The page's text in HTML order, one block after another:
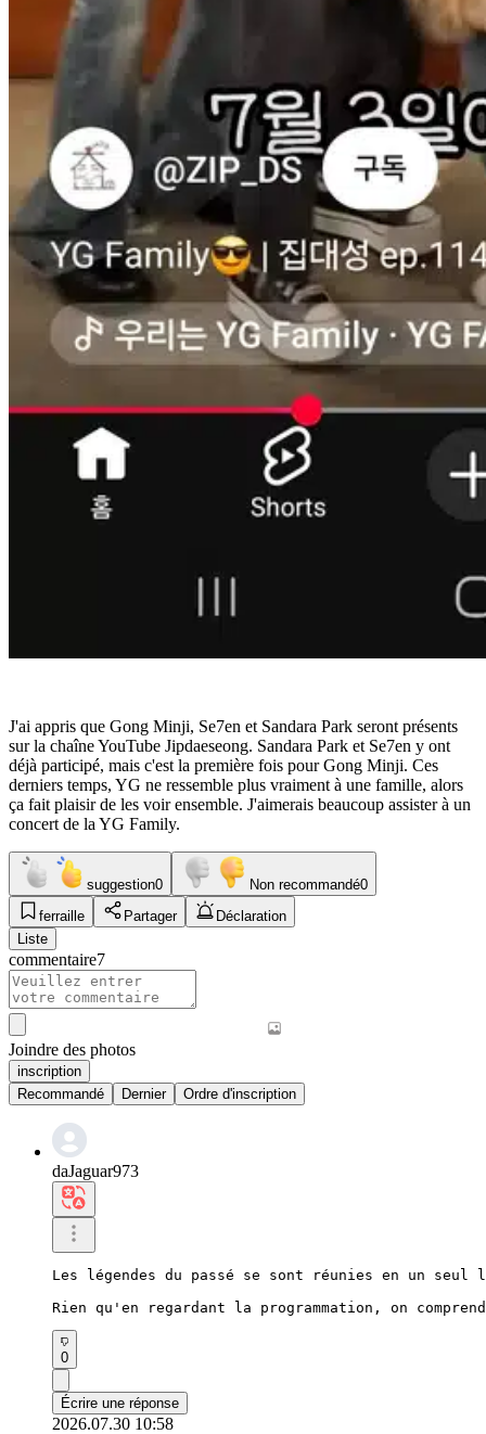
J'ai appris que Gong Minji, Se7en et Sandara Park seront présents
sur la chaîne YouTube Jipdaeseong. Sandara Park et Se7en y ont
déjà participé, mais c'est la première fois pour Gong Minji. Ces
derniers temps, YG ne ressemble plus vraiment à une famille, alors
ça fait plaisir de les voir ensemble. J'aimerais beaucoup assister à un
concert de la YG Family.
suggestion0 Non recommandé0
ferraille
Partager
Déclaration
Liste
commentaire7
Joindre des photos
inscription
Recommandé
Dernier Ordre d'inscription
daJaguar973
Les légendes du passé se sont réunies en un seul
Rien qu'en regardant la programmation, on
0
Écrire une réponse
2026.07.30 10:58